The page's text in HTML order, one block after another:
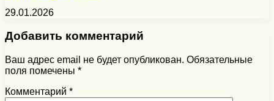
29.01.2026
Добавить комментарий
Ваш адрес email не будет опубликован. Обязательные
поля помечены *
Комментарий *